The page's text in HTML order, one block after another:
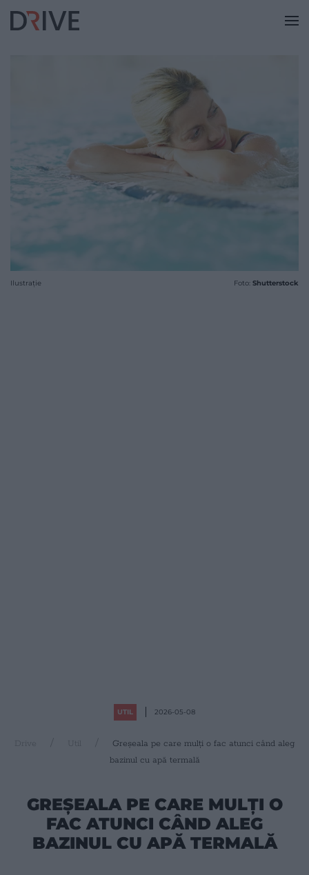
Ilustrație Foto: Shutterstock
UTIL 2026-05-08
Drive
Greșeala pe care mulți o fac atunci când aleg
bazinul cu apă termală
GREȘEALA PE CARE MULȚI O
FAC ATUNCI CÂND ALEG
BAZINUL CU APĂ TERMALĂ